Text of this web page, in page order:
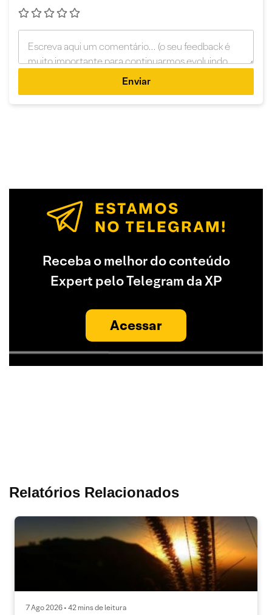
Enviar
Receba o melhor do conteúdo
Expert pelo Telegram da XP
Acessar
Relatórios Relacionados
7 Ago 2026 • 42 mins de leitura